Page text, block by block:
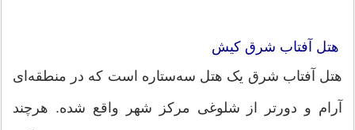
هتل آفتاب شرق کیش
هتل آفتاب شرق یک هتل سه‌ستاره است که در منطقه‌ای
آرام و دورتر از شلوغی مرکز شهر واقع شده. هرچند